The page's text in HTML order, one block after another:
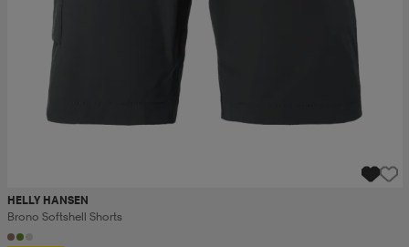
HELLY HANSEN
Brono Softshell Shorts